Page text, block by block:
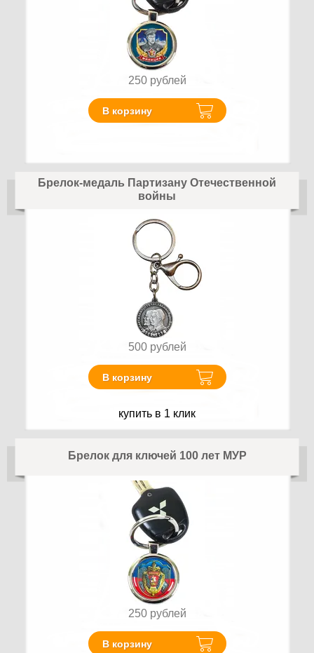
250 рублей
В корзину
Брелок-медаль Партизану Отечественной
войны
500 рублей
В корзину
купить в 1 клик
Брелок для ключей 100 лет МУР
250 рублей
В корзину